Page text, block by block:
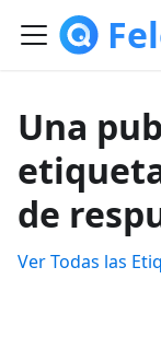
Una
de
Ver Todas las